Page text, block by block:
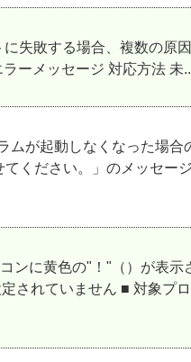
失敗する場合、複数の原
ーメッセージ 対応方法 未
ムが起動しなくなった場合
ください。」のメッセー
ンに黄色の"！"（）が表示
されていません ■ 対象プ